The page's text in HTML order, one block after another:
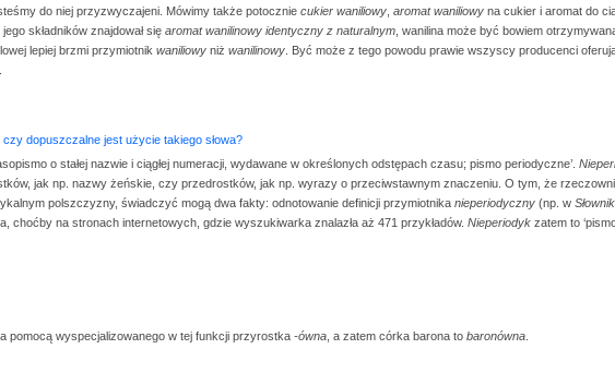
do niej przyzwyczajeni. Mówimy także potocznie cukier waniliowy aromat waniliowy na cukier i aromat do
jego składników znajdował się aromat wanilinowy identyczny z naturalnym , wanilina może być bowiem
lepiej brzmi przymiotnik waniliowy niż wanilinowy . Być może z tego powodu prawie wszyscy producenci
dopuszczalne jest użycie takiego słowa?
o stałej nazwie i ciągłej numeracji, wydawane w określonych odstępach czasu; pismo periodyczne’.
jak np. nazwy żeńskie, czy przedrostków, jak np. wyrazy o przeciwstawnym znaczeniu. O tym, że
polszczyzny, świadczyć mogą dwa fakty: odnotowanie definicji przymiotnika nieperiodyczny (np. w
choćby na stronach internetowych, gdzie wyszukiwarka znalazła aż 471 przykładów. Nieperiodyk zatem to
wyspecjalizowanego w tej funkcji przyrostka -ówna , a zatem córka barona to baronówna